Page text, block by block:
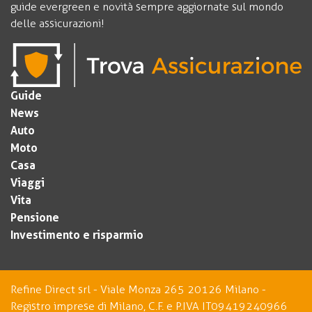
guide evergreen e novità sempre aggiornate sul mondo
delle assicurazioni!
Guide
News
Auto
Moto
Casa
Viaggi
Vita
Pensione
Investimento e risparmio
Refine Direct srl - Viale Monza 265 20126 Milano -
Registro imprese di Milano, C.F. e P.IVA IT09419240966